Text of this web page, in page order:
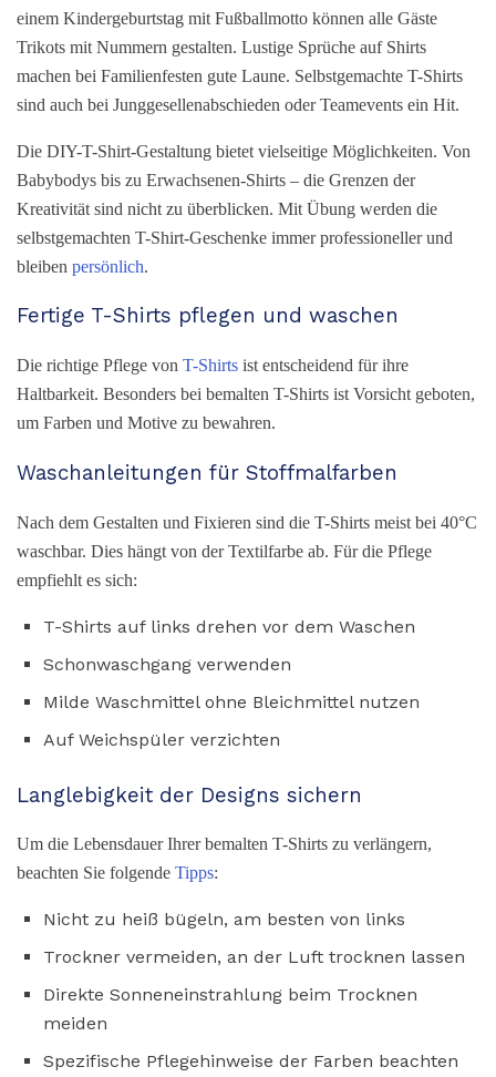
einem Kindergeburtstag mit Fußballmotto können alle Gäste
Trikots mit Nummern gestalten. Lustige Sprüche auf Shirts
machen bei Familienfesten gute Laune. Selbstgemachte T-Shirts
sind auch bei Junggesellenabschieden oder Teamevents ein Hit.
Die DIY-T-Shirt-Gestaltung bietet vielseitige Möglichkeiten. Von
Babybodys bis zu Erwachsenen-Shirts – die Grenzen der
Kreativität sind nicht zu überblicken. Mit Übung werden die
selbstgemachten T-Shirt-Geschenke immer professioneller und
bleiben persönlich.
Fertige T-Shirts pflegen und waschen
Die richtige Pflege von T-Shirts ist entscheidend für ihre
Haltbarkeit. Besonders bei bemalten T-Shirts ist Vorsicht geboten,
um Farben und Motive zu bewahren.
Waschanleitungen für Stoffmalfarben
Nach dem Gestalten und Fixieren sind die T-Shirts meist bei 40°C
waschbar. Dies hängt von der Textilfarbe ab. Für die Pflege
empfiehlt es sich:
T-Shirts auf links drehen vor dem Waschen
Schonwaschgang verwenden
Milde Waschmittel ohne Bleichmittel nutzen
Auf Weichspüler verzichten
Langlebigkeit der Designs sichern
Um die Lebensdauer Ihrer bemalten T-Shirts zu verlängern,
beachten Sie folgende Tipps:
Nicht zu heiß bügeln, am besten von links
Trockner vermeiden, an der Luft trocknen lassen
Direkte Sonneneinstrahlung beim Trocknen
meiden
Spezifische Pflegehinweise der Farben beachten